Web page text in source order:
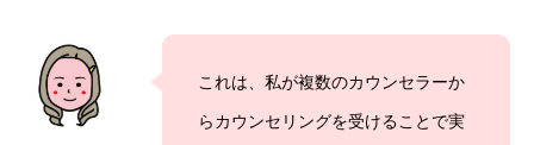
これは、私が複数のカウンセラーか
らカウンセリングを受けることで実